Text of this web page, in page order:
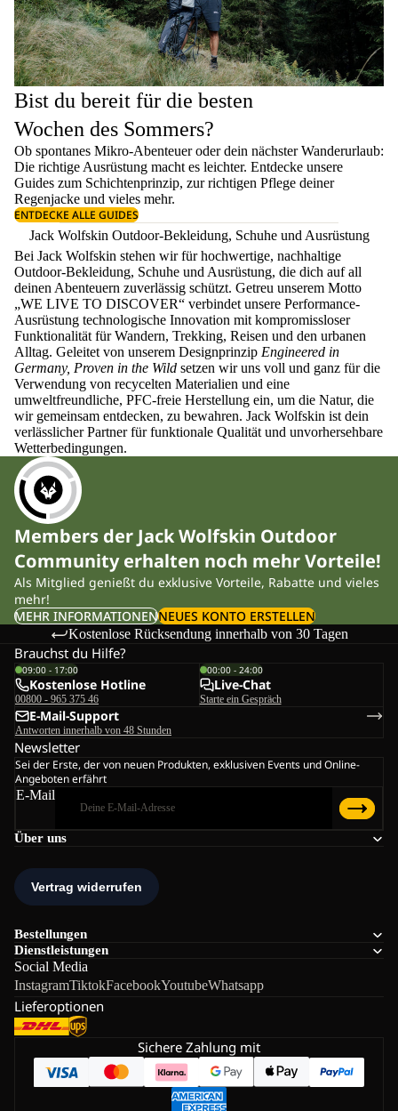
Bist du bereit für die besten
Wochen des Sommers?
Ob spontanes Mikro-Abenteuer oder dein nächster Wanderurlaub:
Die richtige Ausrüstung macht es leichter. Entdecke unsere
Guides zum Schichtenprinzip, zur richtigen Pflege deiner
Regenjacke und vieles mehr.
ENTDECKE ALLE GUIDES
Jack Wolfskin Outdoor-Bekleidung, Schuhe und Ausrüstung
Bei Jack Wolfskin stehen wir für hochwertige, nachhaltige
Outdoor-Bekleidung, Schuhe und Ausrüstung, die dich auf all
deinen Abenteuern zuverlässig schützt. Getreu unserem Motto
„WE LIVE TO DISCOVER“ verbindet unsere Performance-
Ausrüstung technologische Innovation mit kompromissloser
Funktionalität für Wandern, Trekking, Reisen und den urbanen
Alltag. Geleitet von unserem Designprinzip Engineered in
Germany, Proven in the Wild setzen wir uns voll und ganz für die
Verwendung von recycelten Materialien und eine
umweltfreundliche, PFC-freie Herstellung ein, um die Natur, die
wir gemeinsam entdecken, zu bewahren. Jack Wolfskin ist dein
verlässlicher Partner für funktionale Qualität und unvorhersehbare
Wetterbedingungen.
Members der Jack Wolfskin Outdoor
Community erhalten noch mehr Vorteile!
Als Mitglied genießt du exklusive Vorteile, Rabatte und vieles
mehr!
MEHR INFORMATIONENNEUES KONTO ERSTELLEN
Kostenlose Rücksendung innerhalb von 30 Tagen
Über uns
Bestellungen
Dienstleistungen
Social Media
InstagramTiktokFacebookYoutubeWhatsapp
Lieferoptionen
Brauchst du Hilfe?
09:00 - 17:00
Kostenlose Hotline
00800 - 965 375 46
00:00 - 24:00
Live-Chat
Starte ein Gespräch
E-Mail-Support
Antworten innerhalb von 48 Stunden
Newsletter
Sei der Erste, der von neuen Produkten, exklusiven Events und Online-
Angeboten erfährt
E-Mail
Sichere Zahlung mit